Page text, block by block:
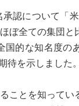
認について「
ぼ全ての集団と
的な知名度の
待を示しました。
ことを知ってい